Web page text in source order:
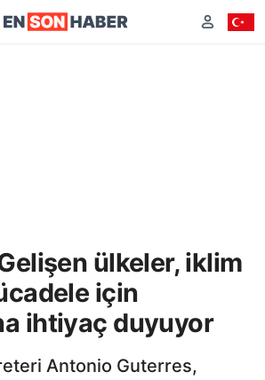
ülkeler, iklim
için
ihtiyaç duyuyor
Antonio Guterres,